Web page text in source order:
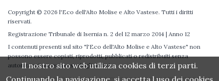
Copyright © 2026 l'Eco dell'Alto Molise e Alto Vastese. Tutti i diritti
riservati.
Registrazione Tribunale di Isernia n. 2 del 12 marzo 2014 | Anno 12
I contenuti presenti sul sito "l'Eco dell'Alto Molise e Alto Vastese" non
possono essere copiati, riprodotti, pubblicati o redistribuiti senza
autorizzazione espressa degli autori.
Il nostro sito web utilizza cookies di terzi parti.
Continuando la navigazione, si accetta l uso dei cookies